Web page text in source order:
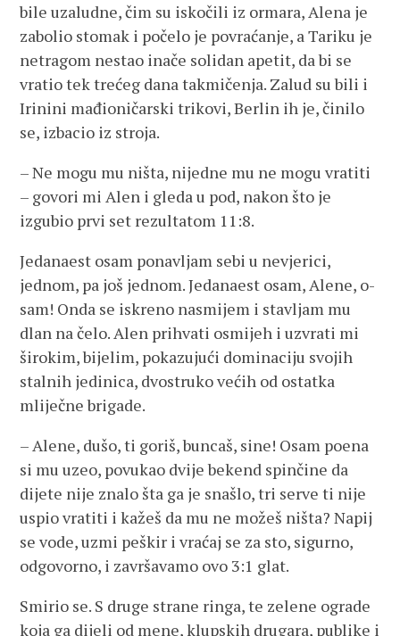
bile uzaludne, čim su iskočili iz ormara, Alena je
zabolio stomak i počelo je povraćanje, a Tariku je
netragom nestao inače solidan apetit, da bi se
vratio tek trećeg dana takmičenja. Zalud su bili i
Irinini mađioničarski trikovi, Berlin ih je, činilo
se, izbacio iz stroja.
– Ne mogu mu ništa, nijedne mu ne mogu vratiti
– govori mi Alen i gleda u pod, nakon što je
izgubio prvi set rezultatom 11:8.
Jedanaest osam ponavljam sebi u nevjerici,
jednom, pa još jednom. Jedanaest osam, Alene, o-
sam! Onda se iskreno nasmijem i stavljam mu
dlan na čelo. Alen prihvati osmijeh i uzvrati mi
širokim, bijelim, pokazujući dominaciju svojih
stalnih jedinica, dvostruko većih od ostatka
mliječne brigade.
– Alene, dušo, ti goriš, buncaš, sine! Osam poena
si mu uzeo, povukao dvije bekend spinčine da
dijete nije znalo šta ga je snašlo, tri serve ti nije
uspio vratiti i kažeš da mu ne možeš ništa? Napij
se vode, uzmi peškir i vraćaj se za sto, sigurno,
odgovorno, i završavamo ovo 3:1 glat.
Smirio se. S druge strane ringa, te zelene ograde
koja ga dijeli od mene, klupskih drugara, publike i